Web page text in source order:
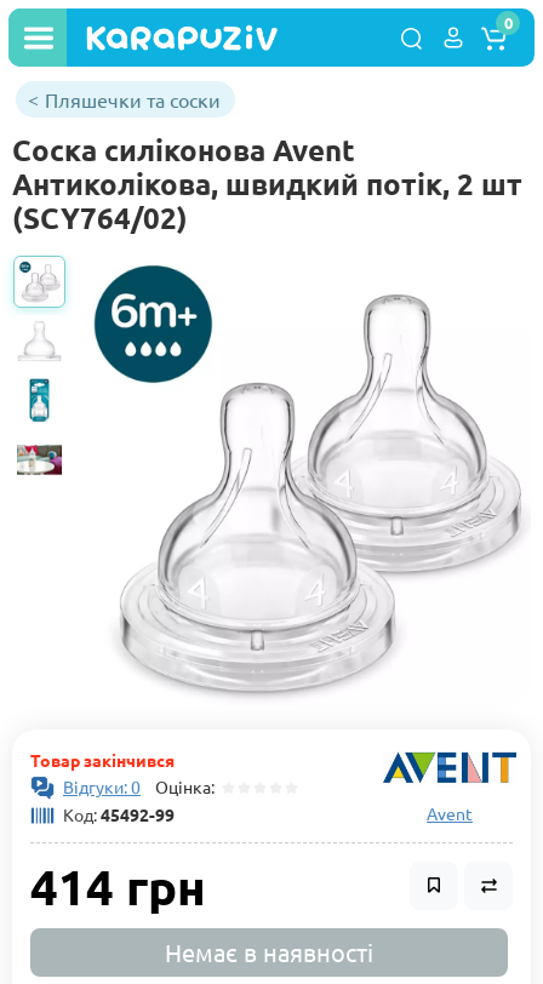
0
Пляшечки та соски
Соска силіконова Avent
Антиколікова, швидкий потік, 2 шт
(SCY764/02)
Товар закінчився
Відгуки: 0 Оцінка:
Код:45492-99 Avent
414 грн
Немає в наявності